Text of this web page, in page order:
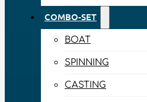
COMBO-SET
BOAT
SPINNING
CASTING